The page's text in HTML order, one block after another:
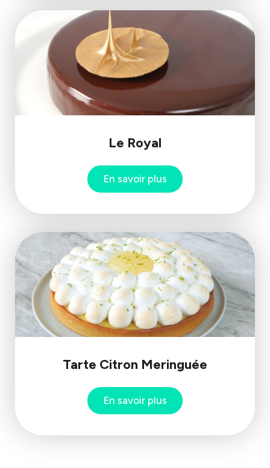
Le Royal
En savoir plus
Tarte Citron Meringuée
En savoir plus